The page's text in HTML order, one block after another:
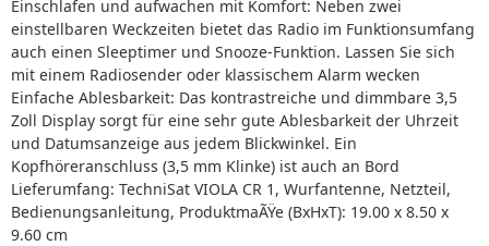
Einschlafen und aufwachen mit Komfort: Neben zwei
einstellbaren Weckzeiten bietet das Radio im Funktionsumfang
auch einen Sleeptimer und Snooze-Funktion. Lassen Sie sich
mit einem Radiosender oder klassischem Alarm wecken
Einfache Ablesbarkeit: Das kontrastreiche und dimmbare 3,5
Zoll Display sorgt für eine sehr gute Ablesbarkeit der Uhrzeit
und Datumsanzeige aus jedem Blickwinkel. Ein
Kopfhöreranschluss (3,5 mm Klinke) ist auch an Bord
Lieferumfang: TechniSat VIOLA CR 1, Wurfantenne, Netzteil,
Bedienungsanleitung, ProduktmaÃŸe (BxHxT): 19.00 x 8.50 x
9.60 cm